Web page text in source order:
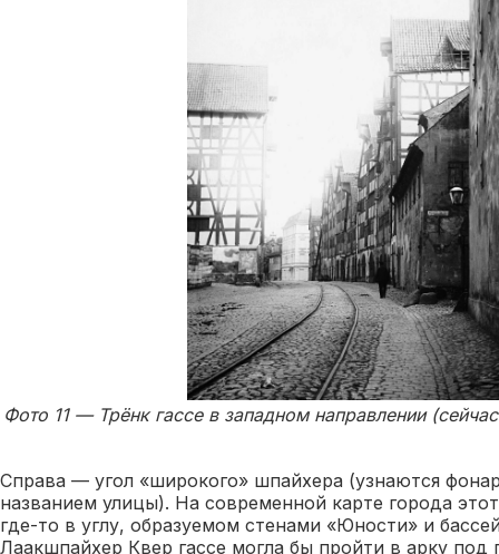
Фото 11 — Трёнк гассе в западном направлении
Справа — угол «широкого» шпайхера (узнаются
названием улицы). На современной карте города
где-то в углу, образуемом стенами «Юности» и
Лаакшпайхер Квер гассе могла бы пройти в арку